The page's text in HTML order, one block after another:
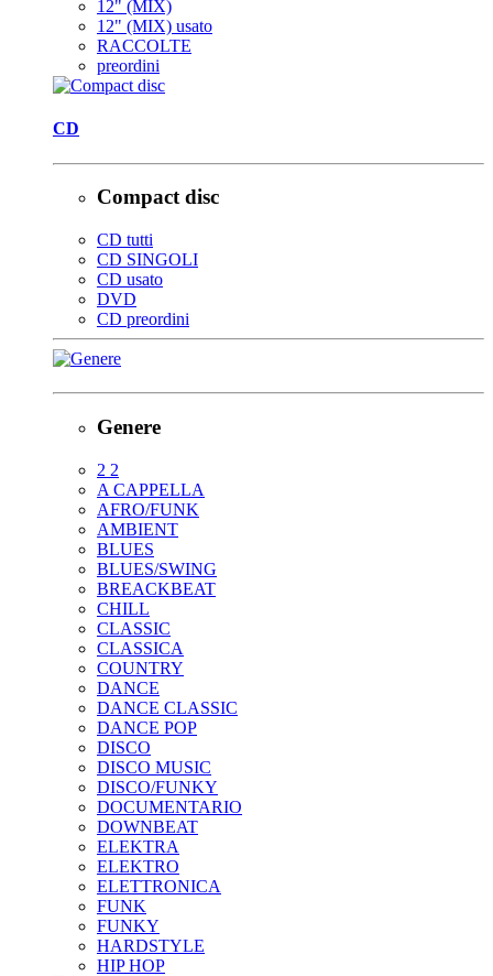
12" (MIX)
12" (MIX) usato
RACCOLTE
preordini
CD
Compact disc
CD tutti
CD SINGOLI
CD usato
DVD
CD preordini
Genere
2 2
A CAPPELLA
AFRO/FUNK
AMBIENT
BLUES
BLUES/SWING
BREACKBEAT
CHILL
CLASSIC
CLASSICA
COUNTRY
DANCE
DANCE CLASSIC
DANCE POP
DISCO
DISCO MUSIC
DISCO/FUNKY
DOCUMENTARIO
DOWNBEAT
ELEKTRA
ELEKTRO
ELETTRONICA
FUNK
FUNKY
HARDSTYLE
HIP HOP